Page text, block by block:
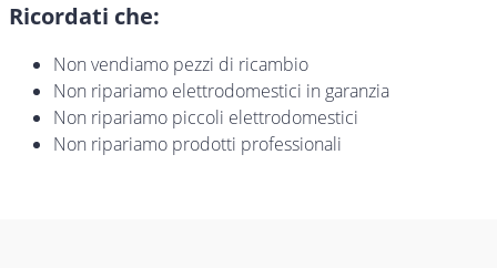
Ricordati che:
Non vendiamo pezzi di ricambio
Non ripariamo elettrodomestici in garanzia
Non ripariamo piccoli elettrodomestici
Non ripariamo prodotti professionali